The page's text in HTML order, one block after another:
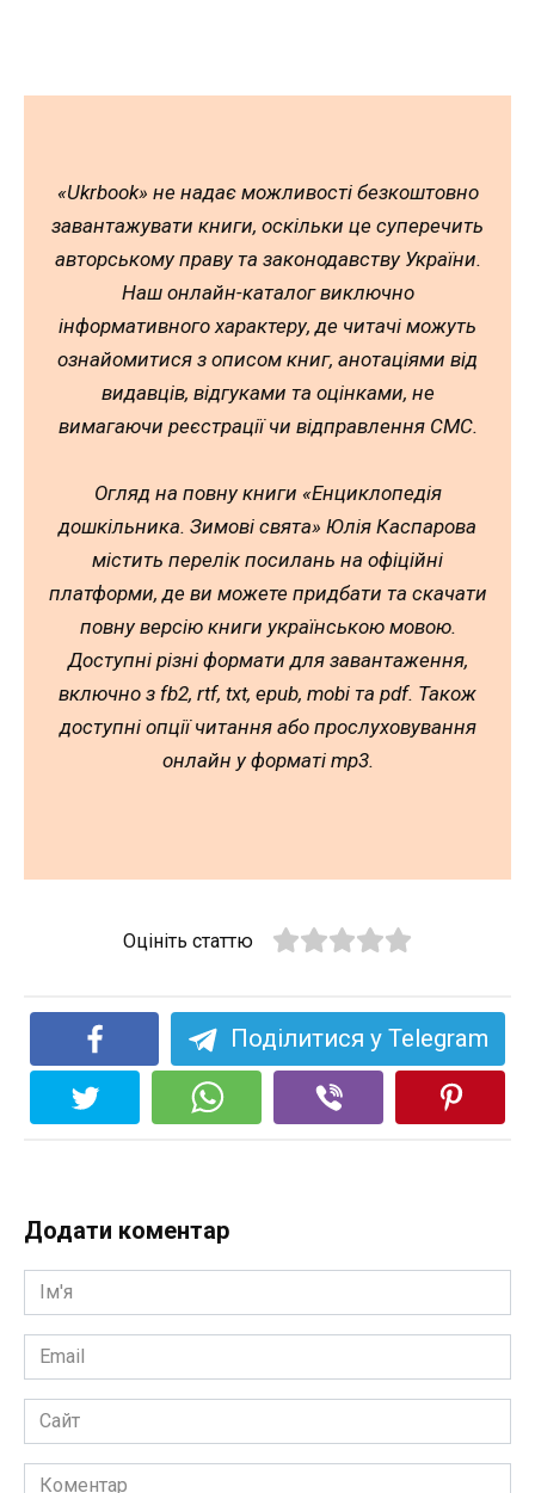
«Ukrbook» не надає можливості безкоштовно
завантажувати книги, оскільки це суперечить
авторському праву та законодавству України.
Наш онлайн-каталог виключно
інформативного характеру, де читачі можуть
ознайомитися з описом книг, анотаціями від
видавців, відгуками та оцінками, не
вимагаючи реєстрації чи відправлення СМС.
Огляд на повну книги «Енциклопедія
дошкільника. Зимові свята» Юлія Каспарова
містить перелік посилань на офіційні
платформи, де ви можете придбати та скачати
повну версію книги українською мовою.
Доступні різні формати для завантаження,
включно з fb2, rtf, txt, epub, mobi та pdf. Також
доступні опції читання або прослуховування
онлайн у форматі mp3.
Оцініть статтю
Поділитися у Telegram
Додати коментар
Ім'я
*
Email
*
Сайт
Коментар